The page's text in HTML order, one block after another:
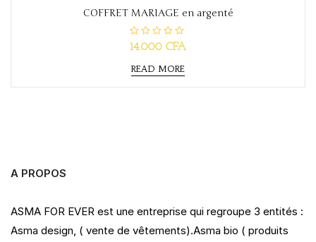
COFFRET MARIAGE en argenté
R
a
e
d
0
14.000 CFA
READ MORE
A PROPOS
ASMA FOR EVER est une entreprise qui regroupe 3 entités :
Asma design, ( vente de vêtements).Asma bio ( produits